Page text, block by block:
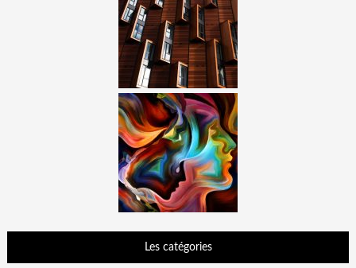
Les catégories